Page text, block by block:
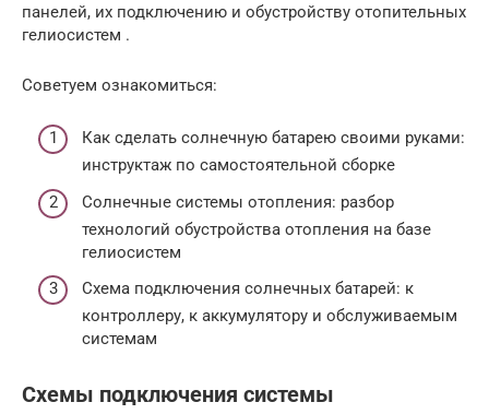
панелей, их подключению и обустройству отопительных
гелиосистем .
Советуем ознакомиться:
Как сделать солнечную батарею своими руками:
инструктаж по самостоятельной сборке
Солнечные системы отопления: разбор
технологий обустройства отопления на базе
гелиосистем
Схема подключения солнечных батарей: к
контроллеру, к аккумулятору и обслуживаемым
системам
Схемы подключения системы